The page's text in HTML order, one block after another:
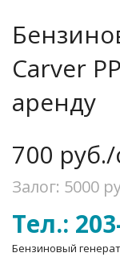
Carver
аренду
700
Залог: 5000
Тел.:
Бензиновый